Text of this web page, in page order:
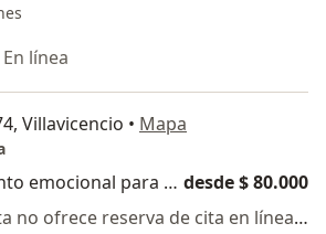
En línea
Villavicencio • Mapa
Acompañamiento emocional para tomar decisiones desde $ 80.000
Este especialista no ofrece reserva de cita en línea en esta dirección.